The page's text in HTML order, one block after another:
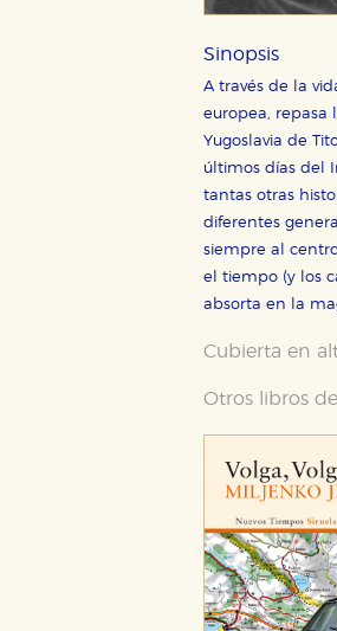
Sinopsis
A través de la
europea, repasa
Yugoslavia de
últimos días del
tantas otras
diferentes
siempre al
el tiempo (y los
absorta en la
Cubierta en
Otros libros
Estas
Estas
tanto,